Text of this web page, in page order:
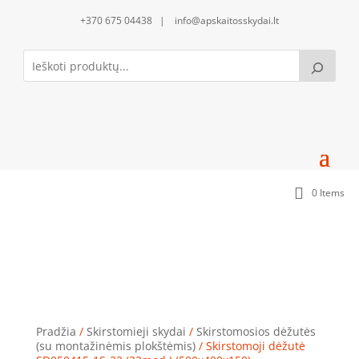
+370 675 04438 | info@apskaitosskydai.lt
0 Items
Pradžia / Skirstomieji skydai / Skirstomosios dėžutės
(su montažinėmis plokštėmis)/ Skirstomoji dėžutė